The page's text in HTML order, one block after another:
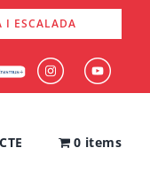
I ESCALADA
0 items